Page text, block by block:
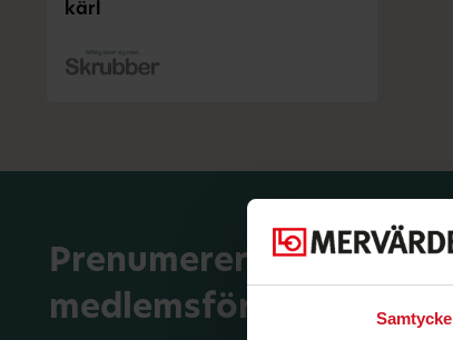
Samtycke
kärl
Prenumerera på dina
medlemsförmåner.